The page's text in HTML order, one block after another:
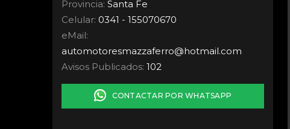
Provincia: Santa Fe
Celular: 0341 - 155070670
eMail:
automotoresmazzaferro@hotmail.com
Avisos Publicados: 102
CONTACTAR POR WHATSAPP